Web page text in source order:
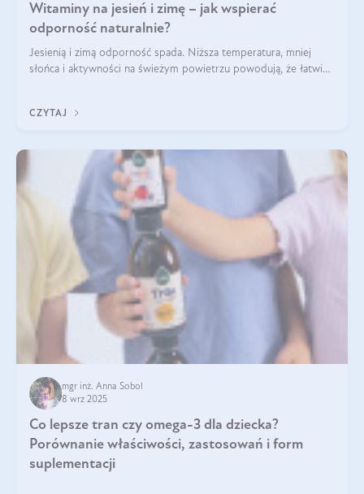
Witaminy na jesień i zimę – jak wspierać
odporność naturalnie?
Jesienią i zimą odporność spada. Niższa temperatura, mniej
słońca i aktywności na świeżym powietrzu powodują, że łatwiej
suplementować jesienią i zimą?
CZYTAJ
mgr inż. Anna Sobol
8 wrz 2025
Co lepsze tran czy omega-3 dla dziecka?
Porównanie właściwości, zastosowań i form
suplementacji